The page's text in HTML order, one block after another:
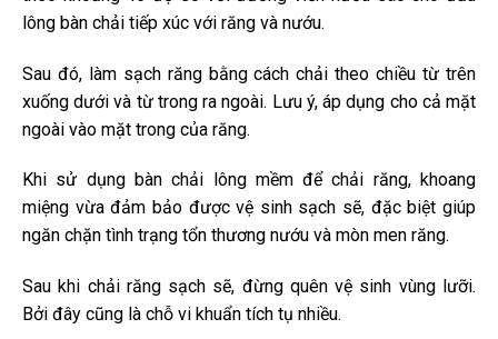
lông bàn chải tiếp xúc với răng và nướu.
Sau đó, làm sạch răng bằng cách chải theo chiều từ trên
xuống dưới và từ trong ra ngoài. Lưu ý, áp dụng cho cả mặt
ngoài vào mặt trong của răng.
Khi sử dụng bàn chải lông mềm để chải răng, khoang
miệng vừa đảm bảo được vệ sinh sạch sẽ, đặc biệt giúp
ngăn chặn tình trạng tổn thương nướu và mòn men răng.
Sau khi chải răng sạch sẽ, đừng quên vệ sinh vùng lưỡi.
Bởi đây cũng là chỗ vi khuẩn tích tụ nhiều.